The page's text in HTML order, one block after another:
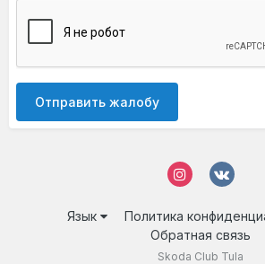
Отправить жалобу
Язык
Политика
Обратная связь
Skoda Club Tula